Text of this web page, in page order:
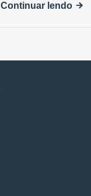
Continuar lendo